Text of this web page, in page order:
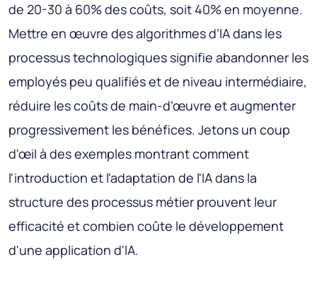
de 20-30 à 60% des coûts, soit 40% en moyenne.
Mettre en œuvre des algorithmes d’IA dans les
processus technologiques signifie abandonner les
employés peu qualifiés et de niveau intermédiaire,
réduire les coûts de main-d’œuvre et augmenter
progressivement les bénéfices. Jetons un coup
d'œil à des exemples montrant comment
l'introduction et l'adaptation de l'IA dans la
structure des processus métier prouvent leur
efficacité et combien coûte le développement
d'une application d'IA.